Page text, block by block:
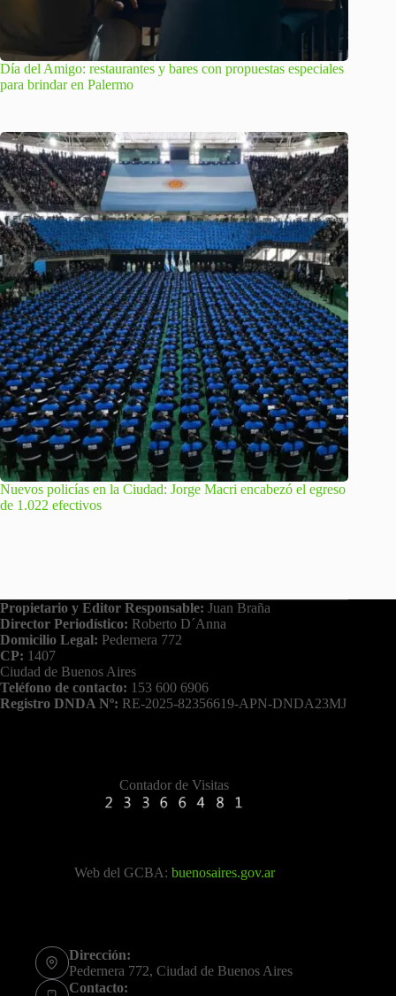
Día del Amigo: restaurantes y bares con propuestas especiales
para brindar en Palermo
Nuevos policías en la Ciudad: Jorge Macri encabezó el egreso
de 1.022 efectivos
Propietario y Editor Responsable: Juan Braña
Director Periodístico: Roberto D´Anna
Domicilio Legal: Pedernera 772
CP: 1407
Ciudad de Buenos Aires
Teléfono de contacto: 153 600 6906
Registro DNDA Nº: RE-2025-82356619-APN-DNDA23MJ
Contador de Visitas
Web del GCBA: buenosaires.gov.ar
Dirección:
Pedernera 772, Ciudad de Buenos Aires
Contacto: